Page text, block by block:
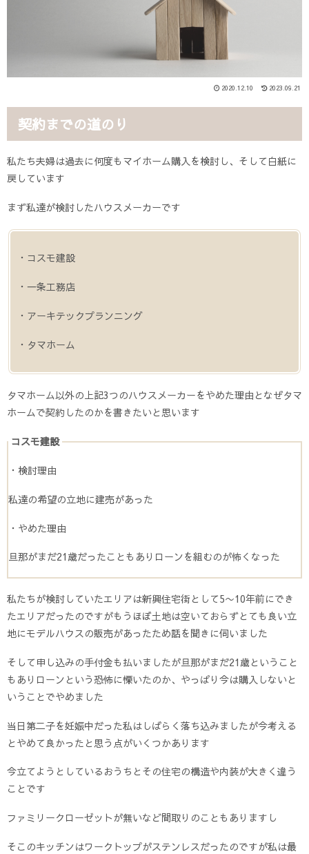
2020.12.10 2023.09.21
契約までの道のり
私たち夫婦は過去に何度もマイホーム購入を検討し、そして白紙に
戻しています
まず私達が検討したハウスメーカーです
・コスモ建設
・一条工務店
・アーキテックプランニング
・タマホーム
タマホーム以外の上記3つのハウスメーカーをやめた理由となぜタマ
ホームで契約したのかを書きたいと思います
コスモ建設
・検討理由
私達の希望の立地に建売があった
・やめた理由
旦那がまだ21歳だったこともありローンを組むのが怖くなった
私たちが検討していたエリアは新興住宅街として5〜10年前にでき
たエリアだったのですがもうほぼ土地は空いておらずとても良い立
地にモデルハウスの販売があったため話を聞きに伺いました
そして申し込みの手付金も払いましたが旦那がまだ21歳ということ
もありローンという恐怖に慄いたのか、やっぱり今は購入しないと
いうことでやめました
当日第二子を妊娠中だった私はしばらく落ち込みましたが今考える
とやめて良かったと思う点がいくつかあります
今立てようとしているおうちとその住宅の構造や内装が大きく違う
ことです
ファミリークローゼットが無いなど間取りのこともありますし
そこのキッチンはワークトップがステンレスだったのですが私は最